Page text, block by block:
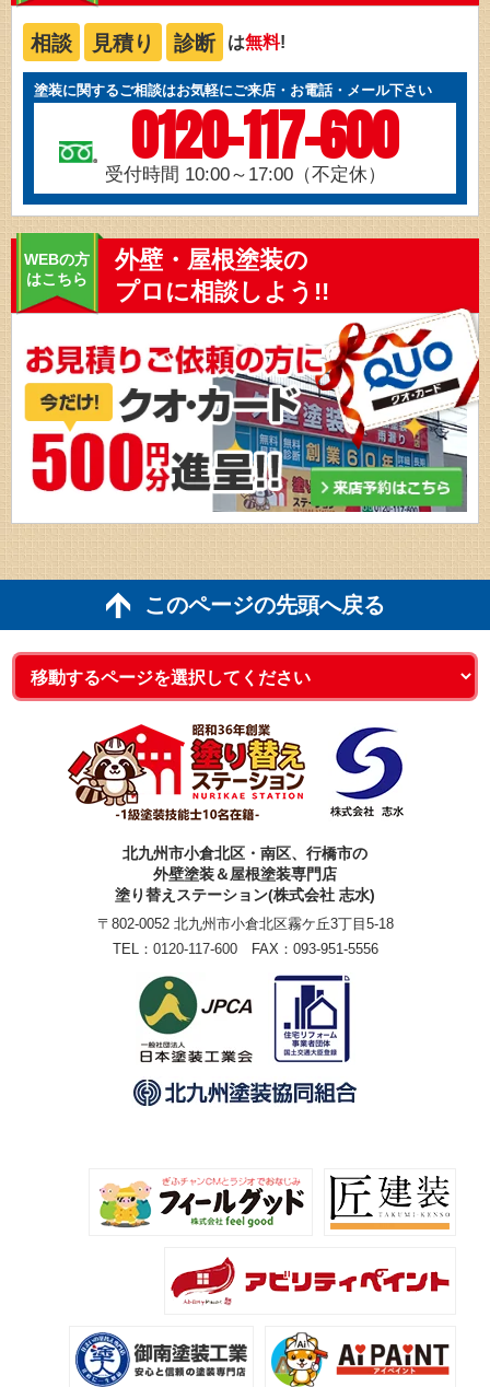
相談 見積り 診断 は無料!
塗装に関するご相談はお気軽にご来店・お電話・メール下さい
0120-117-600
受付時間 10:00～17:00（不定休）
WEBの方
はこちら
外壁・屋根塗装の
プロに相談しよう!!
このページの先頭へ戻る
北九州市小倉北区・南区、行橋市の
外壁塗装＆屋根塗装専門店
塗り替えステーション(株式会社 志水)
〒802-0052 北九州市小倉北区霧ケ丘3丁目5-18
TEL： 0120-117-600FAX：093-951-5556